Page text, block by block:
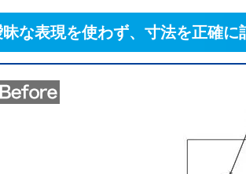
昧な表現を使わず、寸法を正確